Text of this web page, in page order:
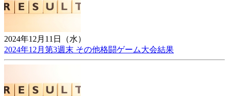
2024年12月11日（水）
2024年12月第3週末 その他格闘ゲーム大会結果